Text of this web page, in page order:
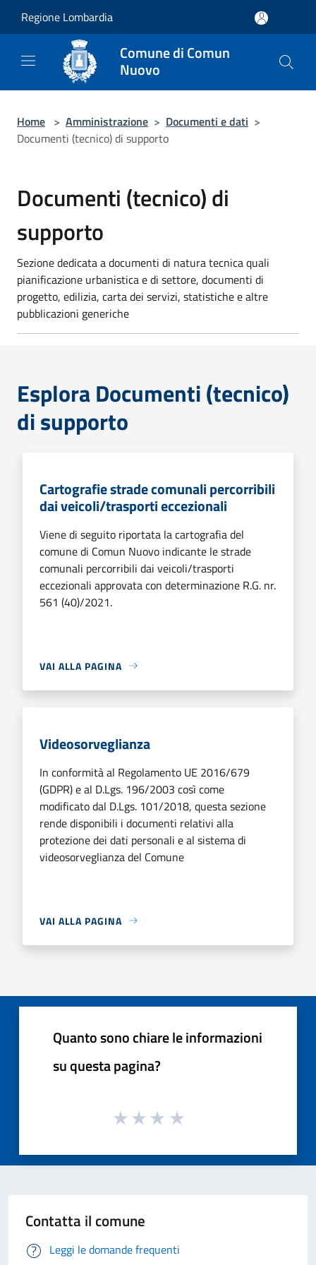
Regione Lombardia
Comune di Comun
Nuovo
Home > Amministrazione > Documenti e dati >
Documenti (tecnico) di supporto
Documenti (tecnico) di
supporto
Sezione dedicata a documenti di natura tecnica quali
pianificazione urbanistica e di settore, documenti di
progetto, edilizia, carta dei servizi, statistiche e altre
pubblicazioni generiche
Esplora Documenti (tecnico)
di supporto
Cartografie strade comunali percorribili
dai veicoli/trasporti eccezionali
Viene di seguito riportata la cartografia del
comune di Comun Nuovo indicante le strade
comunali percorribili dai veicoli/trasporti
eccezionali approvata con determinazione R.G. nr.
561 (40)/2021.
VAI ALLA PAGINA
Videosorveglianza
In conformità al Regolamento UE 2016/679
(GDPR) e al D.Lgs. 196/2003 così come
modificato dal D.Lgs. 101/2018, questa sezione
rende disponibili i documenti relativi alla
protezione dei dati personali e al sistema di
videosorveglianza del Comune
VAI ALLA PAGINA
Quanto sono chiare le informazioni
su questa pagina?
Contatta il comune
Leggi le domande frequenti